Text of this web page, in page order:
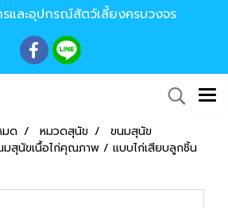
และอุปกรณ์สัตว์เลี้ยงครบวงจร
มด หมวดสุนัข
ขนมสุนัข
มสุนัขเนื้อไก่คุณภาพ / แบบไก่เสียบลูกชิ้น